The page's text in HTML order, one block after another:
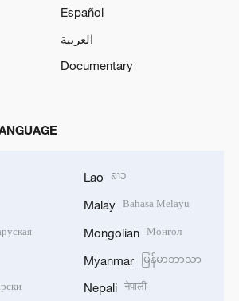
Español
العربية
Documentary
Lao ລາວ
Malay Bahasa Melayu
Mongolian Монгол
Myanmar မြန်မာဘာသာ
Nepali नेपाली